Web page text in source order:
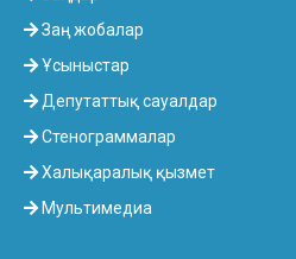
Заң жобалар
Ұсыныстар
Депутаттық сауалдар
Стенограммалар
Халықаралық қызмет
Мультимедиа